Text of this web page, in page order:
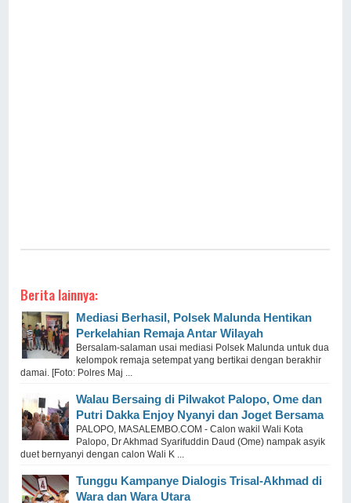
Berita lainnya:
Mediasi Berhasil, Polsek Malunda Hentikan
Perkelahian Remaja Antar Wilayah
Bersalam-salaman usai mediasi Polsek Malunda untuk dua
kelompok remaja setempat yang bertikai dengan berakhir
damai. [Foto: Polres Maj ...
Walau Bersaing di Pilwakot Palopo, Ome dan
Putri Dakka Enjoy Nyanyi dan Joget Bersama
PALOPO, MASALEMBO.COM - Calon wakil Wali Kota
Palopo, Dr Akhmad Syarifuddin Daud (Ome) nampak asyik
duet bernyanyi dengan calon Wali K ...
Tunggu Kampanye Dialogis Trisal-Akhmad di
Wara dan Wara Utara